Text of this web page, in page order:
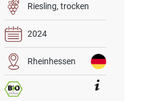
Riesling trocken
2024
Rheinhessen